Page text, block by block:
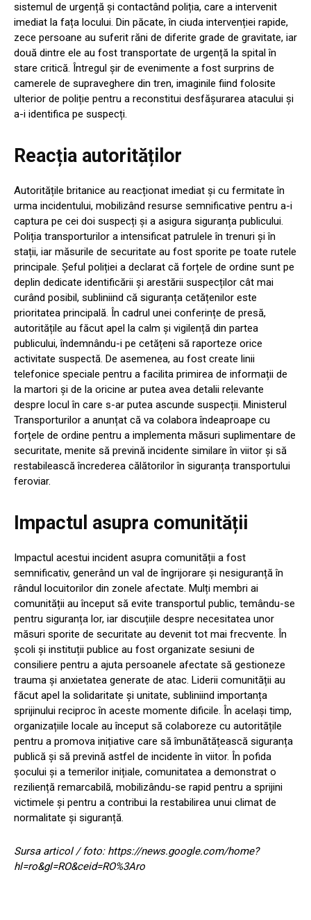
sistemul de urgență și contactând poliția, care a intervenit
imediat la fața locului. Din păcate, în ciuda intervenției rapide,
zece persoane au suferit răni de diferite grade de gravitate, iar
două dintre ele au fost transportate de urgență la spital în
stare critică. Întregul șir de evenimente a fost surprins de
camerele de supraveghere din tren, imaginile fiind folosite
ulterior de poliție pentru a reconstitui desfășurarea atacului și
a-i identifica pe suspecți.
Reacția autorităților
Autoritățile britanice au reacționat imediat și cu fermitate în
urma incidentului, mobilizând resurse semnificative pentru a-i
captura pe cei doi suspecți și a asigura siguranța publicului.
Poliția transporturilor a intensificat patrulele în trenuri și în
stații, iar măsurile de securitate au fost sporite pe toate rutele
principale. Șeful poliției a declarat că forțele de ordine sunt pe
deplin dedicate identificării și arestării suspecților cât mai
curând posibil, subliniind că siguranța cetățenilor este
prioritatea principală. În cadrul unei conferințe de presă,
autoritățile au făcut apel la calm și vigilență din partea
publicului, îndemnându-i pe cetățeni să raporteze orice
activitate suspectă. De asemenea, au fost create linii
telefonice speciale pentru a facilita primirea de informații de
la martori și de la oricine ar putea avea detalii relevante
despre locul în care s-ar putea ascunde suspecții. Ministerul
Transporturilor a anunțat că va colabora îndeaproape cu
forțele de ordine pentru a implementa măsuri suplimentare de
securitate, menite să prevină incidente similare în viitor și să
restabilească încrederea călătorilor în siguranța transportului
feroviar.
Impactul asupra comunității
Impactul acestui incident asupra comunității a fost
semnificativ, generând un val de îngrijorare și nesiguranță în
rândul locuitorilor din zonele afectate. Mulți membri ai
comunității au început să evite transportul public, temându-se
pentru siguranța lor, iar discuțiile despre necesitatea unor
măsuri sporite de securitate au devenit tot mai frecvente. În
școli și instituții publice au fost organizate sesiuni de
consiliere pentru a ajuta persoanele afectate să gestioneze
trauma și anxietatea generate de atac. Liderii comunității au
făcut apel la solidaritate și unitate, subliniind importanța
sprijinului reciproc în aceste momente dificile. În același timp,
organizațiile locale au început să colaboreze cu autoritățile
pentru a promova inițiative care să îmbunătățească siguranța
publică și să prevină astfel de incidente în viitor. În pofida
șocului și a temerilor inițiale, comunitatea a demonstrat o
reziliență remarcabilă, mobilizându-se rapid pentru a sprijini
victimele și pentru a contribui la restabilirea unui climat de
normalitate și siguranță.
Sursa articol / foto: https://news.google.com/home?
hl=ro&gl=RO&ceid=RO%3Aro